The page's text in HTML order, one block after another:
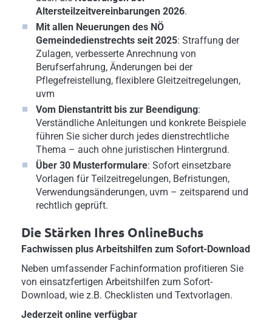
Altersteilzeitvereinbarungen 2026.
Mit allen Neuerungen des NÖ
Gemeindedienstrechts seit 2025: Straffung der
Zulagen, verbesserte Anrechnung von
Berufserfahrung, Änderungen bei der
Pflegefreistellung, flexiblere Gleitzeitregelungen,
uvm
Vom Dienstantritt bis zur Beendigung:
Verständliche Anleitungen und konkrete Beispiele
führen Sie sicher durch jedes dienstrechtliche
Thema – auch ohne juristischen Hintergrund.
Über 30 Musterformulare: Sofort einsetzbare
Vorlagen für Teilzeitregelungen, Befristungen,
Verwendungsänderungen, uvm – zeitsparend und
rechtlich geprüft.
Die Stärken Ihres OnlineBuchs
Fachwissen plus Arbeitshilfen zum Sofort-Download
Neben umfassender Fachinformation profitieren Sie
von einsatzfertigen Arbeitshilfen zum Sofort-
Download, wie z.B. Checklisten und Textvorlagen.
Jederzeit online verfügbar